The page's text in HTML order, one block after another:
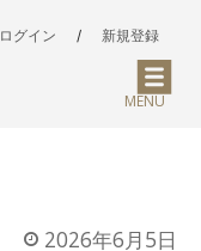
ログイン / 新規登録
MENU
2026年6月5日